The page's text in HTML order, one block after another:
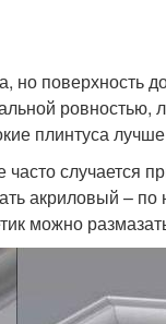
но поверхность
ровностью,
плинтуса
случается
акриловый –
можно